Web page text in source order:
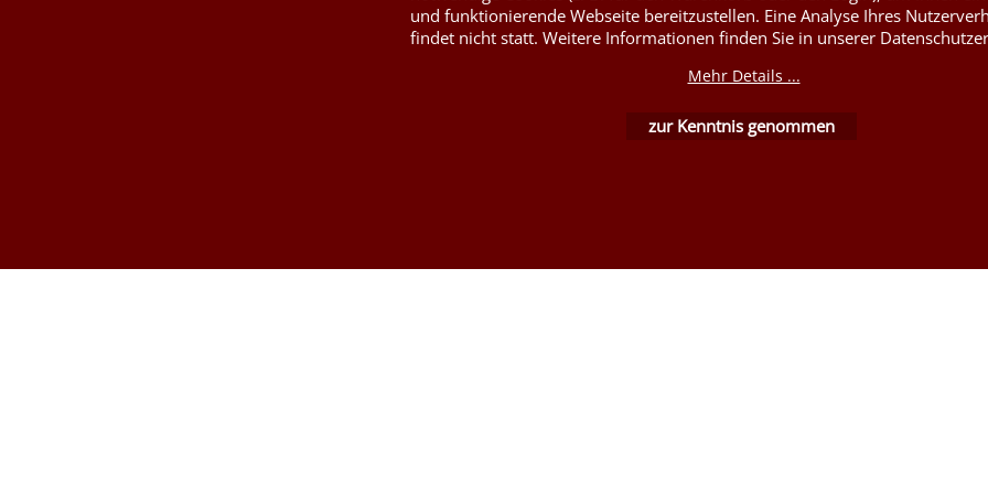
WebShop erstellt mit ShopFactory Shop Software.
und funktionierende Webseite bereitzustellen. Eine Analyse Ihres
findet nicht statt. Weitere Informationen finden Sie in unserer
Mehr Details ...
zur Kenntnis genommen